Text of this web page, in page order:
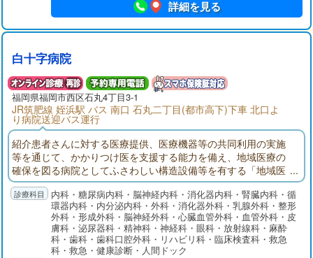
詳細を見る
白十字病院
福岡県福岡市西区石丸4丁目3-1
JR筑肥線 姪浜駅 バス 南口 石丸二丁目(都市高下)下車 北口よ
り病院送迎バス運行
紹介患者さんに対する医療提供、医療機器等の共同利用の実施
等を通じて、かかりつけ医を支援する能力を備え、地域医療の
確保を図る病院としてふさわしい構造設備等を有する「地域医
療支援病院」に指定されています。救急告示病院として24時間
の救急患者受入体制をとっています。また、CT、MRI、体外結
石破砕装置（ESWL）、超音波診断など多くの高度医療機器を設
備しています。
内科・糖尿病内科・脳神経内科・消化器内科・腎臓内科・循
環器内科・内分泌内科・外科・消化器外科・乳腺外科・整形
外科・形成外科・脳神経外科・心臓血管外科・血管外科・皮
膚科・泌尿器科・精神科・神経科・眼科・放射線科・麻酔
科・歯科・歯科口腔外科・リハビリ科・臨床検査科・救急
科・救急・健康診断・人間ドック